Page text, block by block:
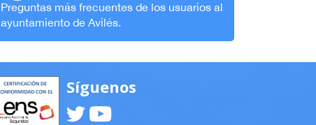
Preguntas más frecuentes de los usuarios al
ayuntamiento de Avilés.
Síguenos